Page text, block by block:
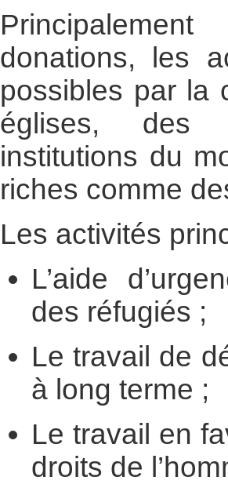
donations, les
possibles par la
églises, des
institutions du
riches comme
Les activités
L’aide
des réfugiés ;
Le travail de
à long terme ;
Le travail en
droits de